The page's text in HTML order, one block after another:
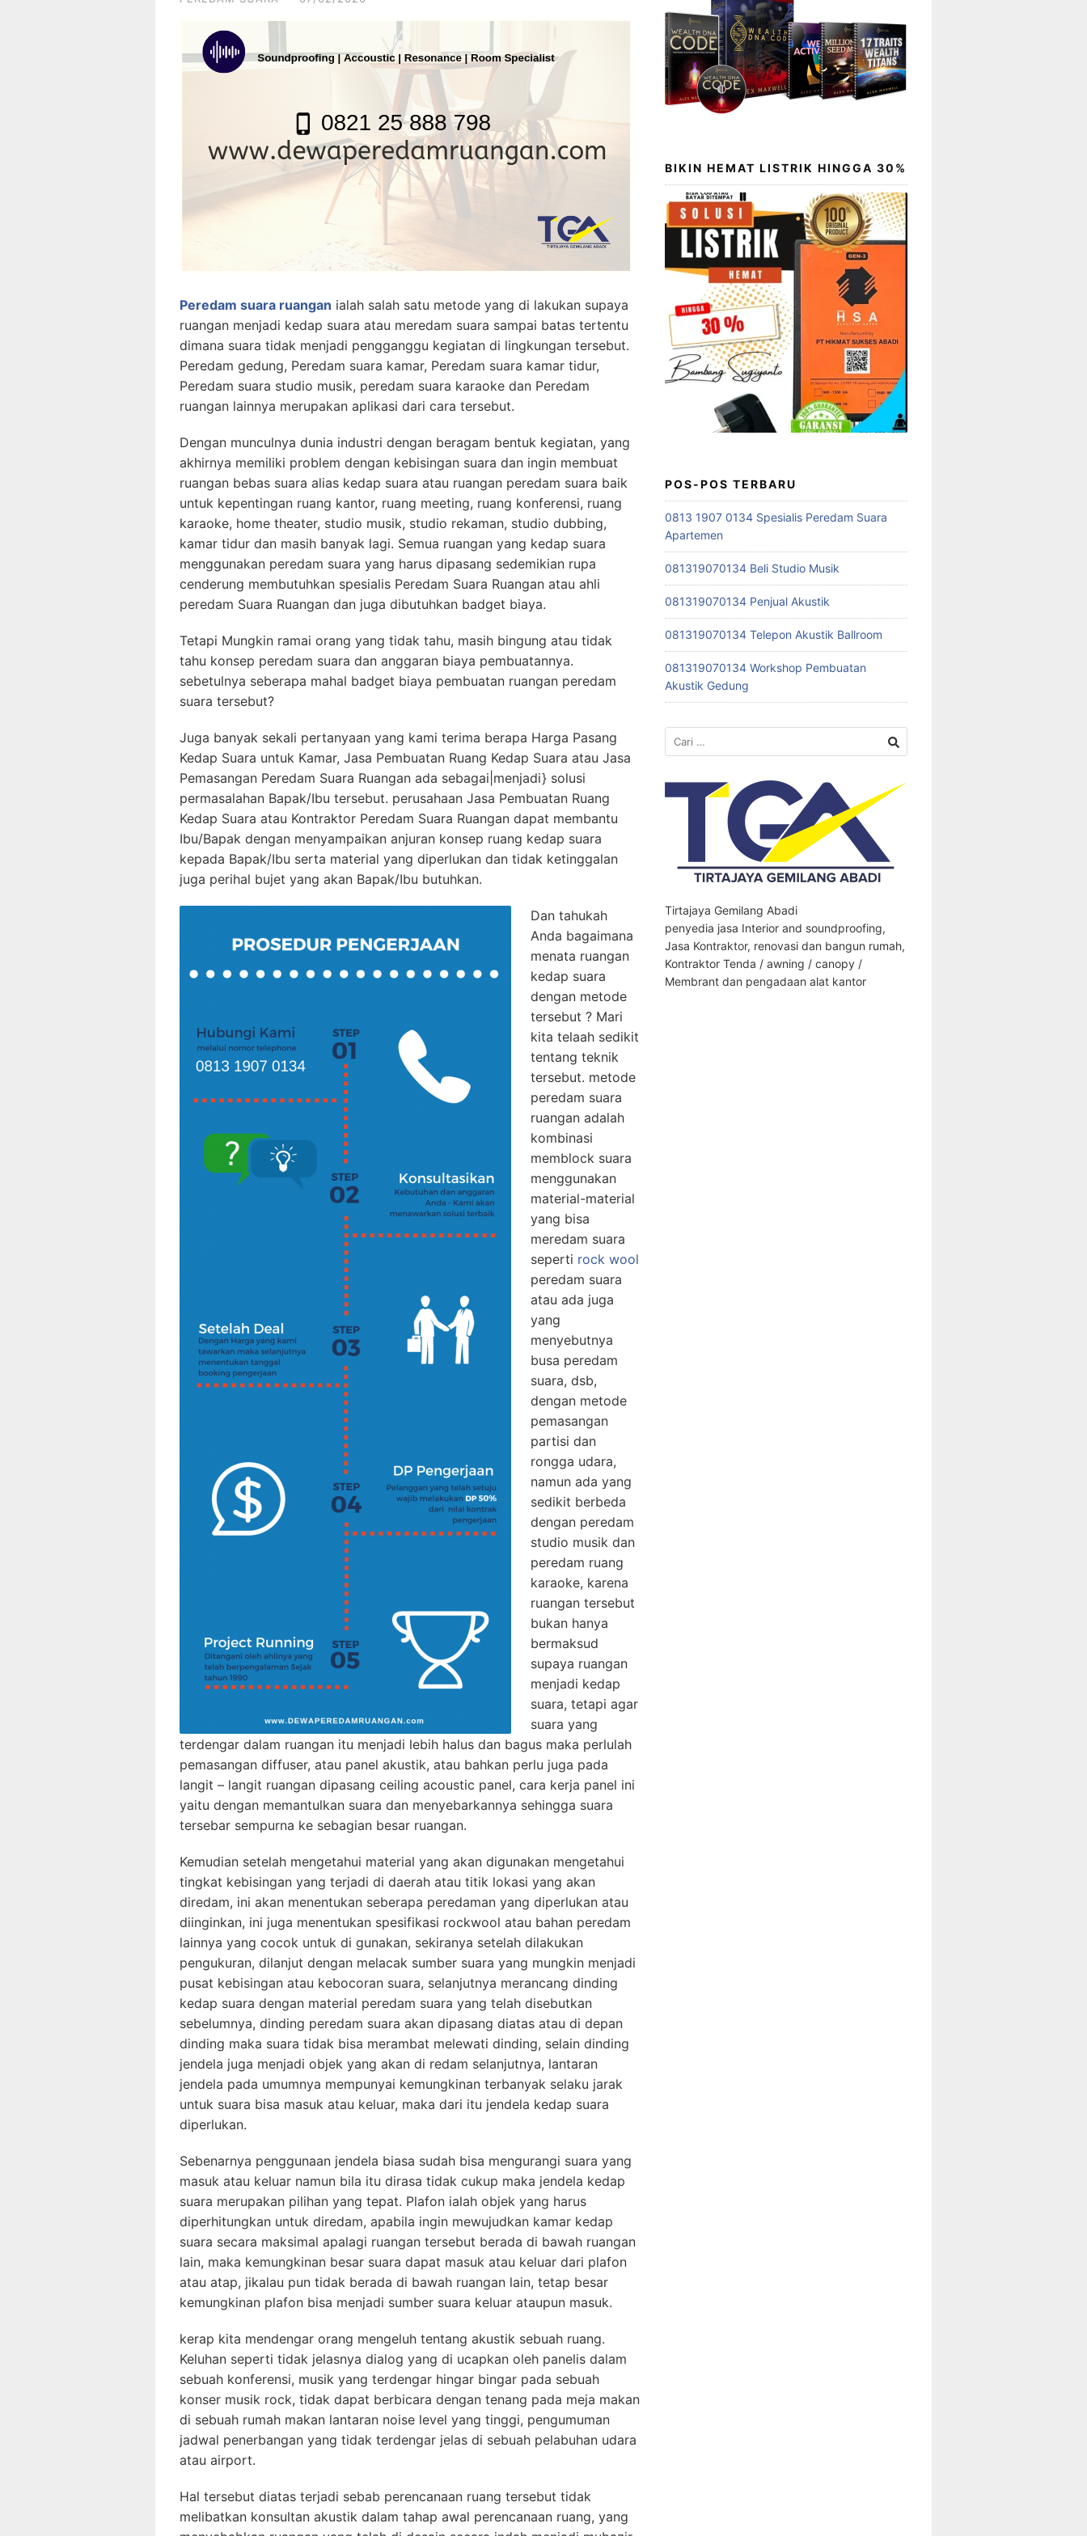
Peredam suara ruangan ialah salah satu metode yang di lakukan supaya
ruangan menjadi kedap suara atau meredam suara sampai batas tertentu
dimana suara tidak menjadi pengganggu kegiatan di lingkungan tersebut.
Peredam gedung, Peredam suara kamar, Peredam suara kamar tidur,
Peredam suara studio musik, peredam suara karaoke dan Peredam
ruangan lainnya merupakan aplikasi dari cara tersebut.
Dengan munculnya dunia industri dengan beragam bentuk kegiatan, yang
akhirnya memiliki problem dengan kebisingan suara dan ingin membuat
ruangan bebas suara alias kedap suara atau ruangan peredam suara baik
untuk kepentingan ruang kantor, ruang meeting, ruang konferensi, ruang
karaoke, home theater, studio musik, studio rekaman, studio dubbing,
kamar tidur dan masih banyak lagi. Semua ruangan yang kedap suara
menggunakan peredam suara yang harus dipasang sedemikian rupa
cenderung membutuhkan spesialis Peredam Suara Ruangan atau ahli
peredam Suara Ruangan dan juga dibutuhkan badget biaya.
Tetapi Mungkin ramai orang yang tidak tahu, masih bingung atau tidak
tahu konsep peredam suara dan anggaran biaya pembuatannya.
sebetulnya seberapa mahal badget biaya pembuatan ruangan peredam
suara tersebut?
Juga banyak sekali pertanyaan yang kami terima berapa Harga Pasang
Kedap Suara untuk Kamar, Jasa Pembuatan Ruang Kedap Suara atau Jasa
Pemasangan Peredam Suara Ruangan ada sebagai|menjadi} solusi
permasalahan Bapak/Ibu tersebut. perusahaan Jasa Pembuatan Ruang
Kedap Suara atau Kontraktor Peredam Suara Ruangan dapat membantu
Ibu/Bapak dengan menyampaikan anjuran konsep ruang kedap suara
kepada Bapak/Ibu serta material yang diperlukan dan tidak ketinggalan
juga perihal bujet yang akan Bapak/Ibu butuhkan.
Dan tahukah
Anda bagaimana
menata ruangan
kedap suara
dengan metode
tersebut ? Mari
kita telaah sedikit
tentang teknik
tersebut. metode
peredam suara
ruangan adalah
kombinasi
memblock suara
menggunakan
material-material
yang bisa
meredam suara
seperti rock wool
peredam suara
atau ada juga
yang
menyebutnya
busa peredam
suara, dsb,
dengan metode
pemasangan
partisi dan
rongga udara,
namun ada yang
sedikit berbeda
dengan peredam
studio musik dan
peredam ruang
karaoke, karena
ruangan tersebut
bukan hanya
bermaksud
supaya ruangan
menjadi kedap
suara, tetapi agar
suara yang
terdengar dalam ruangan itu menjadi lebih halus dan bagus maka perlulah
pemasangan diffuser, atau panel akustik, atau bahkan perlu juga pada
langit – langit ruangan dipasang ceiling acoustic panel, cara kerja panel ini
yaitu dengan memantulkan suara dan menyebarkannya sehingga suara
tersebar sempurna ke sebagian besar ruangan.
Kemudian setelah mengetahui material yang akan digunakan mengetahui
tingkat kebisingan yang terjadi di daerah atau titik lokasi yang akan
diredam, ini akan menentukan seberapa peredaman yang diperlukan atau
diinginkan, ini juga menentukan spesifikasi rockwool atau bahan peredam
lainnya yang cocok untuk di gunakan, sekiranya setelah dilakukan
pengukuran, dilanjut dengan melacak sumber suara yang mungkin menjadi
pusat kebisingan atau kebocoran suara, selanjutnya merancang dinding
kedap suara dengan material peredam suara yang telah disebutkan
sebelumnya, dinding peredam suara akan dipasang diatas atau di depan
dinding maka suara tidak bisa merambat melewati dinding, selain dinding
jendela juga menjadi objek yang akan di redam selanjutnya, lantaran
jendela pada umumnya mempunyai kemungkinan terbanyak selaku jarak
untuk suara bisa masuk atau keluar, maka dari itu jendela kedap suara
diperlukan.
Sebenarnya penggunaan jendela biasa sudah bisa mengurangi suara yang
masuk atau keluar namun bila itu dirasa tidak cukup maka jendela kedap
suara merupakan pilihan yang tepat. Plafon ialah objek yang harus
diperhitungkan untuk diredam, apabila ingin mewujudkan kamar kedap
suara secara maksimal apalagi ruangan tersebut berada di bawah ruangan
lain, maka kemungkinan besar suara dapat masuk atau keluar dari plafon
atau atap, jikalau pun tidak berada di bawah ruangan lain, tetap besar
kemungkinan plafon bisa menjadi sumber suara keluar ataupun masuk.
kerap kita mendengar orang mengeluh tentang akustik sebuah ruang.
Keluhan seperti tidak jelasnya dialog yang di ucapkan oleh panelis dalam
sebuah konferensi, musik yang terdengar hingar bingar pada sebuah
konser musik rock, tidak dapat berbicara dengan tenang pada meja makan
di sebuah rumah makan lantaran noise level yang tinggi, pengumuman
jadwal penerbangan yang tidak terdengar jelas di sebuah pelabuhan udara
atau airport.
Hal tersebut diatas terjadi sebab perencanaan ruang tersebut tidak
melibatkan konsultan akustik dalam tahap awal perencanaan ruang, yang
BIKIN HEMAT LISTRIK HINGGA 30%
POS-POS TERBARU
0813 1907 0134 Spesialis Peredam Suara
Apartemen
081319070134 Beli Studio Musik
081319070134 Penjual Akustik
081319070134 Telepon Akustik Ballroom
081319070134 Workshop Pembuatan
Akustik Gedung
Cari
untuk:
Tirtajaya Gemilang Abadi
penyedia jasa Interior and soundproofing,
Jasa Kontraktor, renovasi dan bangun rumah,
Kontraktor Tenda / awning / canopy /
Membrant dan pengadaan alat kantor